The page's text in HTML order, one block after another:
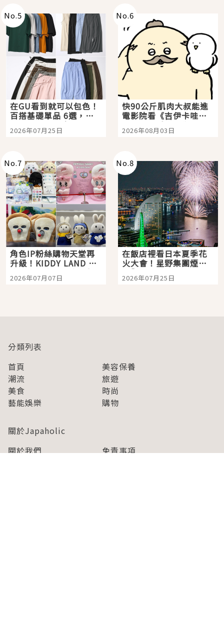
No.5
在GU看到就可以包色！
百搭基礎單品 6選，閉
眼全收也不心疼
2026年07月25日
No.6
快90公斤肌肉大叔能進
電影院看《吉伊卡哇》
嗎？日本重金屬樂團
「打首」會長與nagano
2026年08月03日
No.7
角色IP粉絲購物天堂再
升級！KIDDY LAND 原
宿店吉伊卡哇迎客，新
開幕 OMOKADO 店3分
2026年07月07日
No.8
在飯店裡看日本夏季花
火大會！星野集團煙火
景觀飯店6選，讓你不用
人擠人悠閒欣賞
2026年07月25日
分類列表
首頁
美容保養
潮流
旅遊
美食
時尚
藝能娛樂
購物
關於Japaholic
關於我們
免責事項